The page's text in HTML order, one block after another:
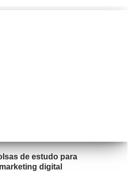
de estudo para
digital